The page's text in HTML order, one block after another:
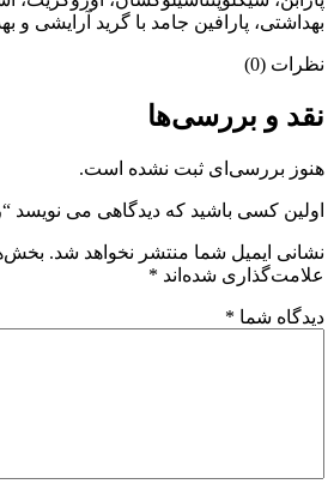
بهداشتی، پارافین جامد با گرید آرایشی و
نظرات (0)
نقد و بررسی‌ها
هنوز بررسی‌ای ثبت نشده است.
اولین کسی باشید که دیدگاهی می نویسد
نشانی ایمیل شما منتشر نخواهد شد.
علامت‌گذاری شده‌اند *
دیدگاه شما *